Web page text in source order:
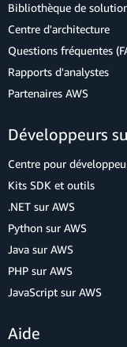
Bibliothèque de
Centre d'architecture
Questions fréquentes
Rapports d'analystes
Partenaires AWS
Développeurs
Centre pour
Kits SDK et outils
.NET sur AWS
Python sur AWS
Java sur AWS
PHP sur AWS
JavaScript sur AWS
Aide